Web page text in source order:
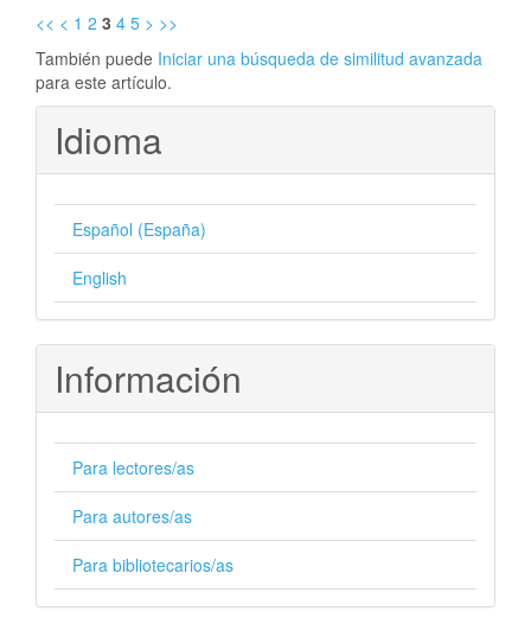
<< < 1 2 3 4 5 > >>
También puede Iniciar una búsqueda de similitud avanzada
para este artículo.
Idioma
Español (España)
English
Información
Para lectores/as
Para autores/as
Para bibliotecarios/as